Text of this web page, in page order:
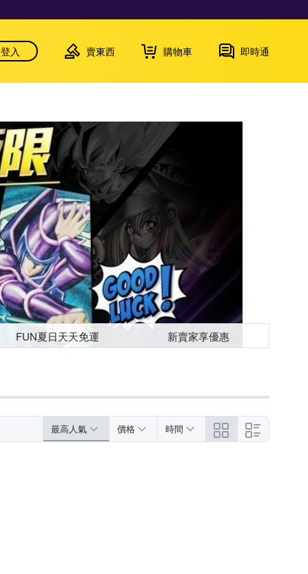
登入 賣東西 購物車 即時通
FUN夏日天天免運 新賣家享優惠
最高人氣 價格 時間